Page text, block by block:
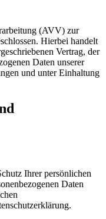
(AVV) zur
Hierbei handelt
Vertrag, der
Daten unserer
und unter Einhaltung
Ihrer persönlichen
Daten